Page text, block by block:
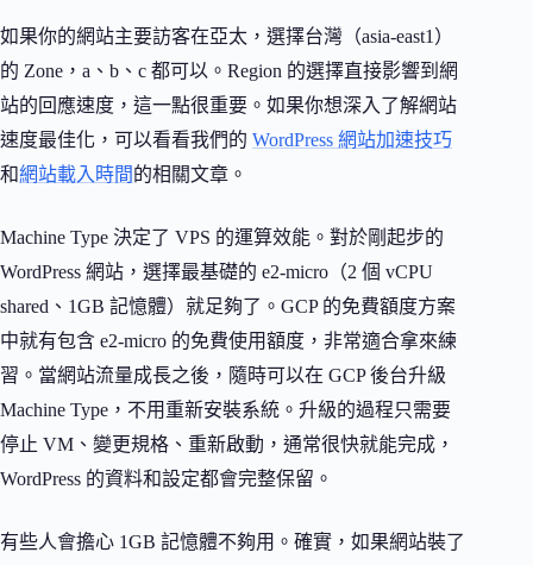
如果你的網站主要訪客在亞太，選擇台灣（asia-east1）
的 Zone，a、b、c 都可以。Region 的選擇直接影響到網
站的回應速度，這一點很重要。如果你想深入了解網站
速度最佳化，可以看看我們的 WordPress 網站加速技巧
和網站載入時間的相關文章。
Machine Type 決定了 VPS 的運算效能。對於剛起步的
WordPress 網站，選擇最基礎的 e2-micro（2 個 vCPU
shared、1GB 記憶體）就足夠了。GCP 的免費額度方案
中就有包含 e2-micro 的免費使用額度，非常適合拿來練
習。當網站流量成長之後，隨時可以在 GCP 後台升級
Machine Type，不用重新安裝系統。升級的過程只需要
停止 VM、變更規格、重新啟動，通常很快就能完成，
WordPress 的資料和設定都會完整保留。
有些人會擔心 1GB 記憶體不夠用。確實，如果網站裝了